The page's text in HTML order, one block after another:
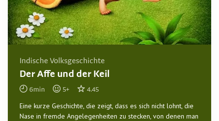
Indische Volksgeschichte
Der Affe und der Keil
6min 5+ 4.45
Eine kurze Geschichte, die zeigt, dass es sich nicht lohnt, die
Nase in fremde Angelegenheiten zu stecken, von denen man